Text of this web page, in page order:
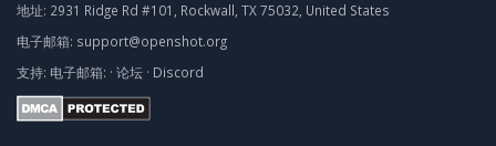
地址: 2931 Ridge Rd #101, Rockwall, TX 75032, United States
电子邮箱: support@openshot.org
支持: 电子邮箱: · 论坛 · Discord